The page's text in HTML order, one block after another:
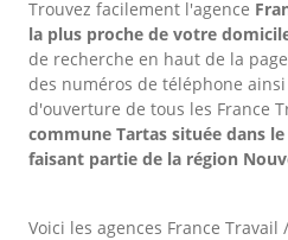
Trouvez facilement l'agence
la plus proche de votre
de recherche en haut de la
des numéros de téléphone
d'ouverture de tous les France
commune Tartas située dans
faisant partie de la région
Voici les agences France Travail